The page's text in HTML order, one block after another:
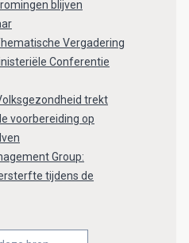
blijven
Vergadering
Conferentie
trekt
voorbereiding op
Group:
tijdens de